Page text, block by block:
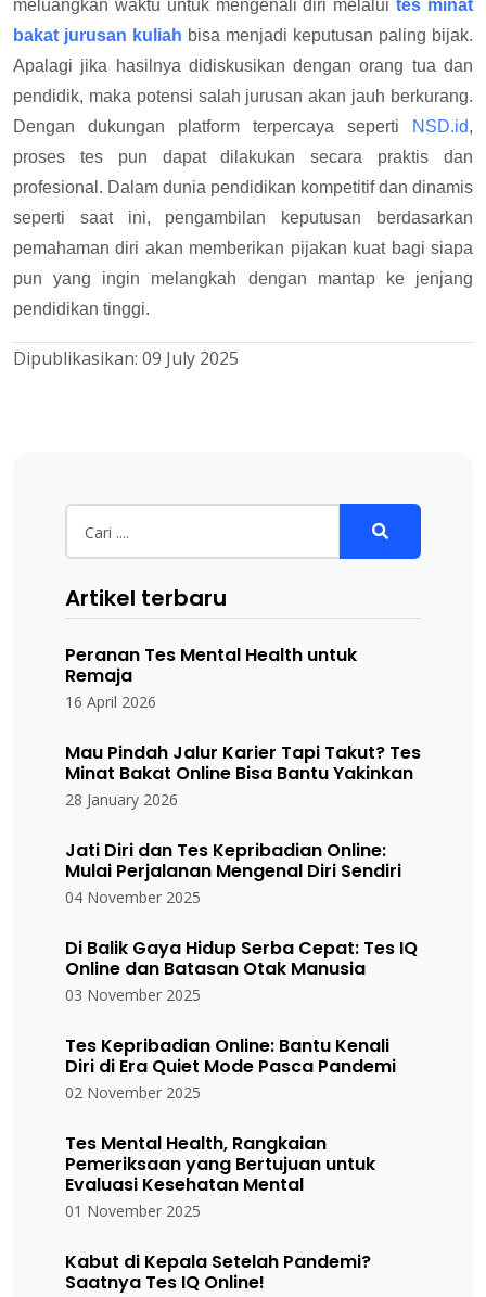
meluangkan waktu untuk mengenali diri melaluites minat
bakat jurusan kuliah bisa menjadi keputusan paling bijak.
Apalagi jika hasilnya didiskusikan dengan orang tua dan
pendidik, maka potensi salah jurusan akan jauh berkurang.
Dengan dukungan platform terpercaya seperti
NSD.id,
proses tes pun dapat dilakukan secara praktis dan
profesional. Dalam dunia pendidikan kompetitif dan dinamis
seperti saat ini, pengambilan keputusan berdasarkan
pemahaman diri akan memberikan pijakan kuat bagi siapa
pun yang ingin melangkah dengan mantap ke jenjang
pendidikan tinggi.
Dipublikasikan: 09 July 2025
Artikel terbaru
Peranan Tes Mental Health untuk
Remaja
16 April 2026
Mau Pindah Jalur Karier Tapi Takut? Tes
Minat Bakat Online Bisa Bantu Yakinkan
28 January 2026
Jati Diri dan Tes Kepribadian Online:
Mulai Perjalanan Mengenal Diri Sendiri
04 November 2025
Di Balik Gaya Hidup Serba Cepat: Tes IQ
Online dan Batasan Otak Manusia
03 November 2025
Tes Kepribadian Online: Bantu Kenali
Diri di Era Quiet Mode Pasca Pandemi
02 November 2025
Tes Mental Health, Rangkaian
Pemeriksaan yang Bertujuan untuk
Evaluasi Kesehatan Mental
01 November 2025
Kabut di Kepala Setelah Pandemi?
Saatnya Tes IQ Online!